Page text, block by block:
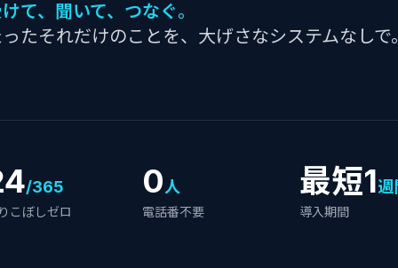
て、聞いて、つなぐ。
たそれだけのことを、大げさなシステムなしで。
/365
こぼしゼロ
0人
電話番不要
最短1週
導入期間